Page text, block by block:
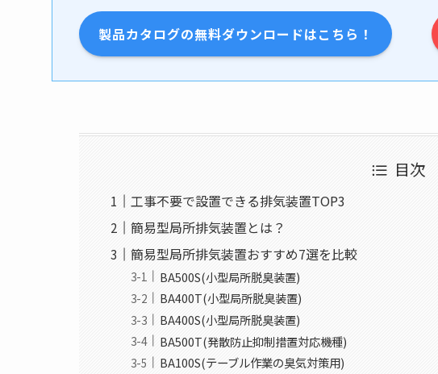
製品カタログの無料ダウンロードはこちら！
目次
工事不要で設置できる排気装置TOP3
簡易型局所排気装置とは？
簡易型局所排気装置おすすめ7選を比較
BA500S(小型局所脱臭装置)
BA400T(小型局所脱臭装置)
BA400S(小型局所脱臭装置)
BA500T(発散防止抑制措置対応機種)
BA100S(テーブル作業の臭気対策用)